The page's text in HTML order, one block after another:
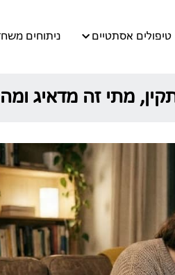
טיפולים אסתטיים ניתוחים
מתי זה מדאיג